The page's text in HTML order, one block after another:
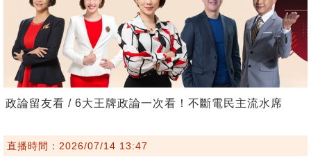
政論留友看 / 6大王牌政論一次看！不斷電民主流水席
直播時間：2026/07/14 13:47